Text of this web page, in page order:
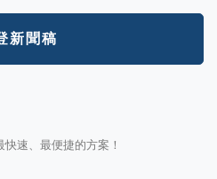
新聞稿
速、最便捷的方案！